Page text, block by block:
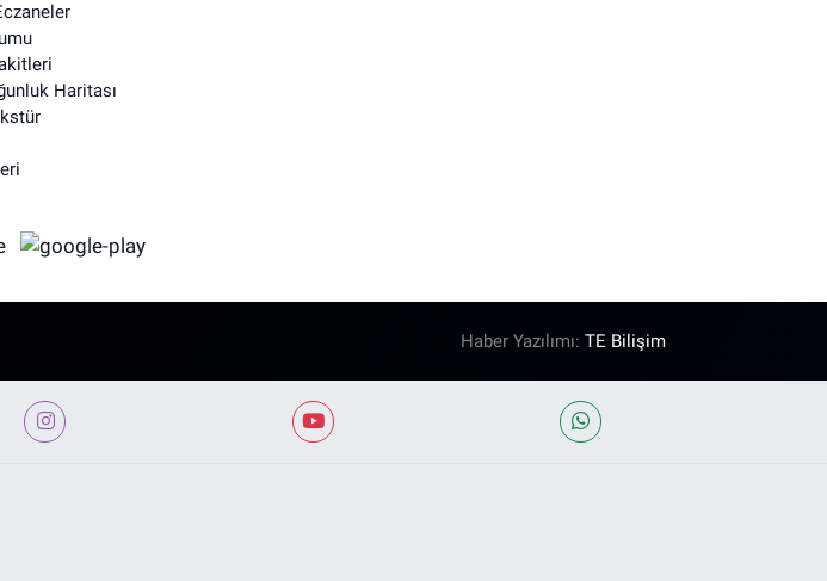
Haritası
Haber Yazılımı:TE Bilişim